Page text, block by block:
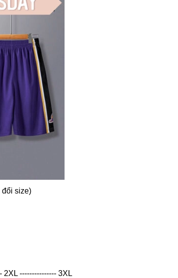
đổi size)
2XL --------------- 3XL